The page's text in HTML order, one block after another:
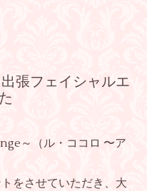
張フェイシャルエ
～（ル・ココロ 〜ア
をさせていただき、大